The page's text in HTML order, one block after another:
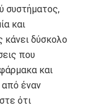
συστήματος,
και
κάνει δύσκολο
που
και
από έναν
ότι